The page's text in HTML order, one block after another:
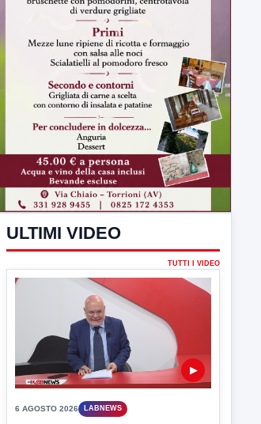
ULTIMI VIDEO
TUTTI I VIDEO
▶
6 AGOSTO 2026 LABNEWS